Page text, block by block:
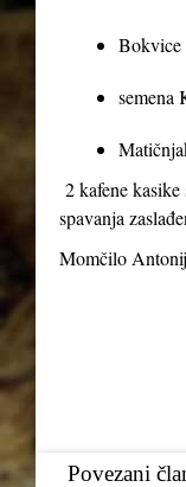
Bokvice
semena
2 kafene
spavanja
Momčilo
Povezani